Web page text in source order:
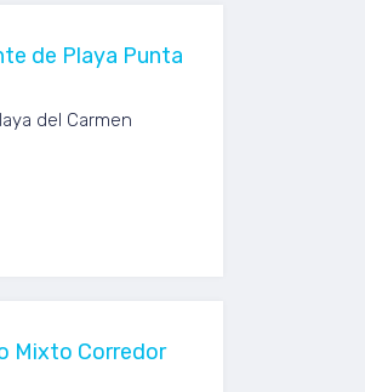
de Playa Punta
del Carmen
Mixto Corredor